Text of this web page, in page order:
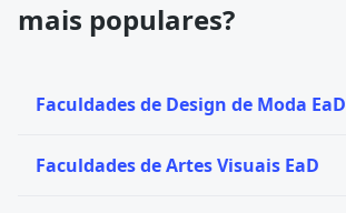
mais populares?
Faculdades de Design de Moda EaD
Faculdades de Artes Visuais EaD